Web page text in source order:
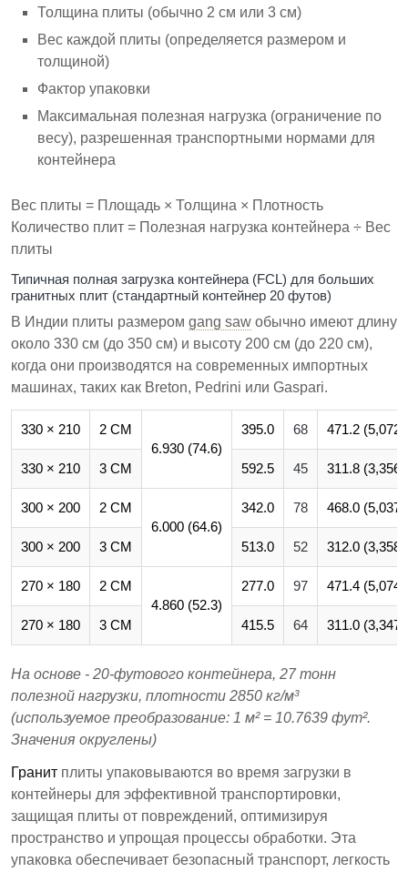
Толщина плиты (обычно 2 см или 3 см)
Вес каждой плиты (определяется размером и
толщиной)
Фактор упаковки
Максимальная полезная нагрузка (ограничение по
весу), разрешенная транспортными нормами для
контейнера
Вес плиты = Площадь × Толщина × Плотность
Количество плит = Полезная нагрузка контейнера ÷ Вес
плиты
Типичная полная загрузка контейнера (FCL) для больших
гранитных плит (стандартный контейнер 20 футов)
В Индии плиты размером gang saw обычно имеют длину
около 330 см (до 350 см) и высоту 200 см (до 220 см),
когда они производятся на современных импортных
машинах, таких как Breton, Pedrini или Gaspari.
330 × 210
2 СМ
6.930 (74.6)
395.0 68 471.2
330 × 210 3 СМ 592.5 45 311.8
300 × 200
2 СМ
6.000 (64.6)
342.0 78 468.0
300 × 200 3 СМ 513.0 52 312.0
270 × 180
2 СМ
4.860 (52.3)
277.0 97 471.4
270 × 180 3 СМ 415.5 64 311.0
На основе - 20-футового контейнера, 27 тонн
полезной нагрузки, плотности 2850 кг/м³
(используемое преобразование: 1 м² = 10.7639 фут².
Значения округлены)
Гранит плиты упаковываются во время загрузки в
контейнеры для эффективной транспортировки,
защищая плиты от повреждений, оптимизируя
пространство и упрощая процессы обработки. Эта
упаковка обеспечивает безопасный транспорт, легкость